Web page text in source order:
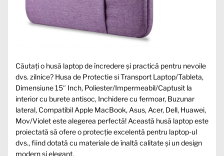
Căutați o husă laptop de încredere și practică pentru nevoile
dvs. zilnice? Husa de Protectie si Transport Laptop/Tableta,
Dimensiune 15″ Inch, Poliester/Impermeabil/Captusit la
interior cu burete antisoc, Inchidere cu fermoar, Buzunar
lateral, Compatibil Apple MacBook, Asus, Acer, Dell, Huawei,
Mov/Violet este alegerea perfectă! Această husă laptop este
proiectată să ofere o protecție excelentă pentru laptop-ul
dvs., fiind dotată cu materiale de înaltă calitate și un design
modern și elegant.